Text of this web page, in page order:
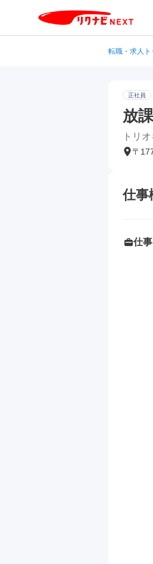
転職・求人ト
正社員
放
トリ
〒
仕事
仕